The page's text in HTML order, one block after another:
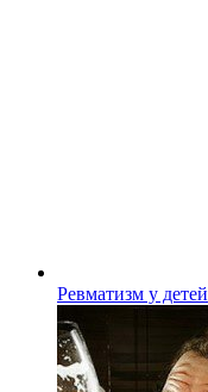
Ревматизм у детей